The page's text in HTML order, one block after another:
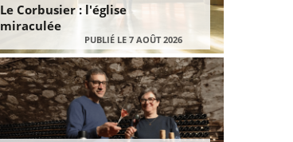
Le Corbusier : l'église
miraculée
PUBLIÉ LE 7 AOÛT 2026